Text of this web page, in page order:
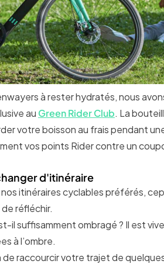
à rester hydratés, nous
au Green Rider Club. La
votre boisson au frais pendant
vos points Rider contre un
d'itinéraire
itinéraires cyclables préférés,
réfléchir.
il suffisamment ombragé ? Il est
à l’ombre.
de raccourcir votre trajet de